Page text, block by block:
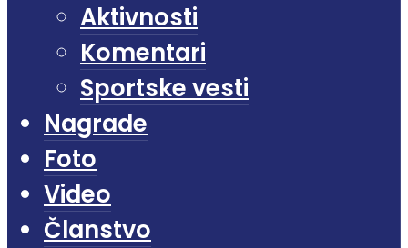
Aktivnosti
Komentari
Sportske vesti
Nagrade
Foto
Video
Članstvo